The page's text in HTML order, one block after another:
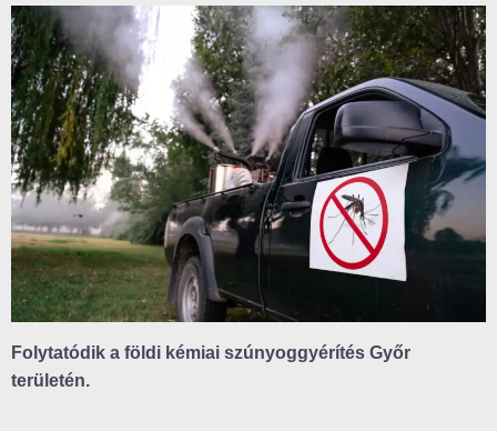
Folytatódik a földi kémiai szúnyoggyérítés Győr
területén.